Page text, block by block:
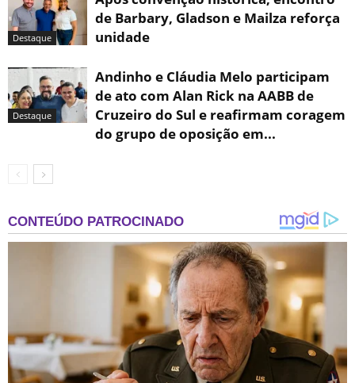
Destaque
de Barbary, Gladson e Mailza reforça
unidade
Destaque
Andinho e Cláudia Melo participam
de ato com Alan Rick na AABB de
Cruzeiro do Sul e reafirmam coragem
do grupo de oposição em...